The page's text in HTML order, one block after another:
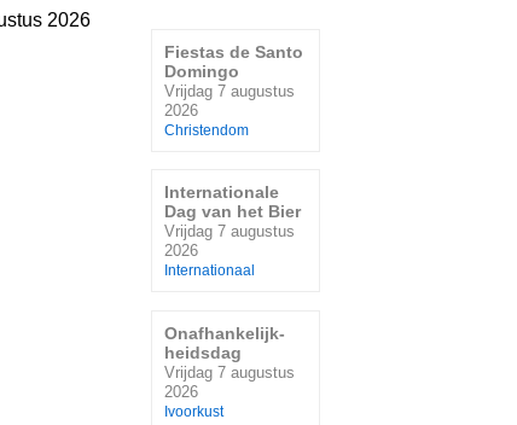
2026
Fiestas de Santo
Domingo
Vrijdag 7 augustus
2026
Christendom
Internationale
Dag van het Bier
Vrijdag 7 augustus
2026
Internationaal
Onafhankelijk-
heidsdag
Vrijdag 7 augustus
2026
Ivoorkust